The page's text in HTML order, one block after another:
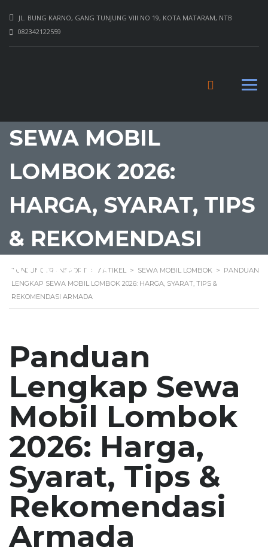
JL. BUNG KARNO, GANG TUNJUNG VIII NO 19, KOTA MATARAM, NTB
082342122559
SEWA MOBIL
LOMBOK 2026:
HARGA, SYARAT, TIPS
& REKOMENDASI
ARMADA
TUNJUNGTRANSPORT > ARTIKEL > SEWA MOBIL LOMBOK > PANDUAN
LENGKAP SEWA MOBIL LOMBOK 2026: HARGA, SYARAT, TIPS &
REKOMENDASI ARMADA
Panduan
Lengkap Sewa
Mobil Lombok
2026: Harga,
Syarat, Tips &
Rekomendasi
Armada